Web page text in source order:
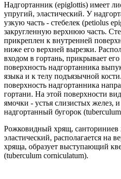
Надгортанник (epiglottis) имеет
упругий, эластический. У
узкую часть - стебелек (petiolus
закругленную верхнюю часть.
прикреплен к внутренней
ниже его верхней вырезки.
входом в гортань, прикрывает
поверхность надгортанника
языка и к телу подъязычной
поверхность надгортанника
гортани. На этой поверхности
ямочки - устья слизистых желез,
надгортанный бугорок
Рожковидный хрящ, санториниев
эластический, располагается на
хряща, образует выступающий
(tuberculum corniculatum).